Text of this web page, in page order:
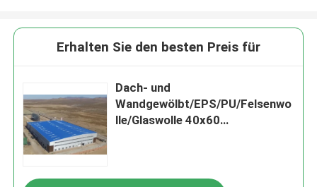
Erhalten Sie den besten Preis für
Dach- und
Wandgewölbt/EPS/PU/Felsenwo
lle/Glaswolle 40x60